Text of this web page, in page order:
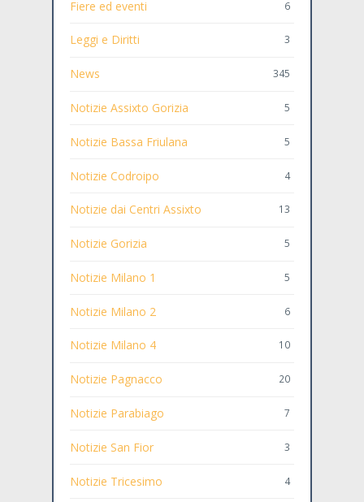
Fiere ed eventi 6
Leggi e Diritti 3
News 345
Notizie Assixto Gorizia 5
Notizie Bassa Friulana 5
Notizie Codroipo 4
Notizie dai Centri Assixto 13
Notizie Gorizia 5
Notizie Milano 1 5
Notizie Milano 2 6
Notizie Milano 4 10
Notizie Pagnacco 20
Notizie Parabiago 7
Notizie San Fior 3
Notizie Tricesimo 4